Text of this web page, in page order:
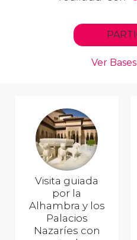
Visita guiada
por la
Alhambra y los
Palacios
Nazaríes con